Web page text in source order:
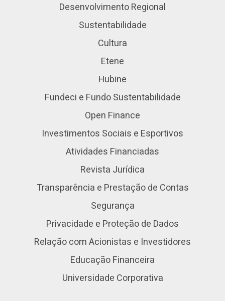
Desenvolvimento Regional
Sustentabilidade
Cultura
Etene
Hubine
Fundeci e Fundo Sustentabilidade
Open Finance
Investimentos Sociais e Esportivos
Atividades Financiadas
Revista Jurídica
Transparência e Prestação de Contas
Segurança
Privacidade e Proteção de Dados
Relação com Acionistas e Investidores
Educação Financeira
Universidade Corporativa